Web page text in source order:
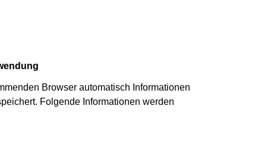
Browser automatisch Informationen
Folgende Informationen werden